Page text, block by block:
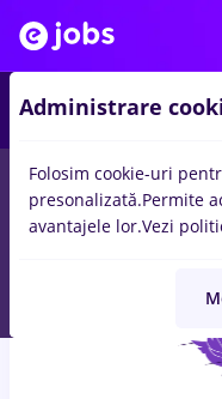
locuri de muncacu
StudentinBanci,
Administrare
Folosim cookie-uri
presonalizată.Permite
avantajele lor.Vezi